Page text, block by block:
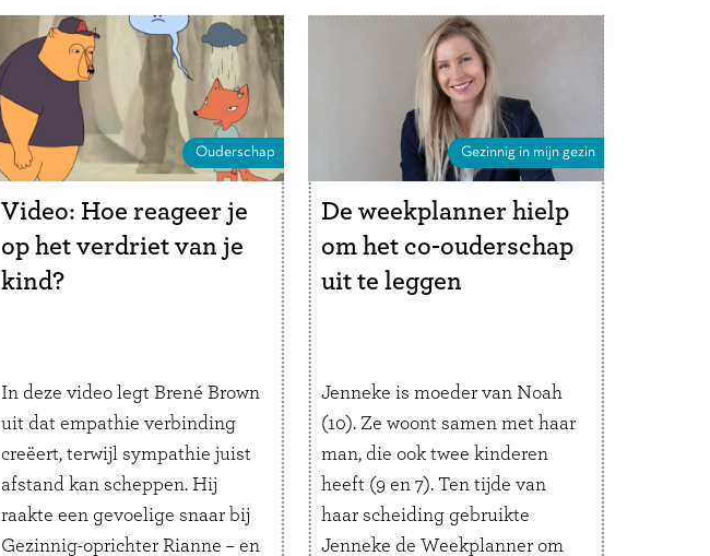
Weekplanner en de Checkpads
superfijne producten die de
chaos in ons …
Lees verder
eindeloos interessant
onderwerp voor jou? “Er zijn
verschillende opvoedstijlen en
Lees verder
Ouderschap
Video: Hoe reageer je
op het verdriet van je
kind?
In deze video legt Brené Brown
uit dat empathie verbinding
creëert, terwijl sympathie juist
afstand kan scheppen. Hij
raakte een gevoelige snaar bij
Gezinnig-oprichter Rianne – en
Gezinnig in mijn gezin
De weekplanner hielp
om het co-ouderschap
uit te leggen
Jenneke is moeder van Noah
(10). Ze woont samen met haar
man, die ook twee kinderen
heeft (9 en 7). Ten tijde van
haar scheiding gebruikte
Jenneke de Weekplanner om